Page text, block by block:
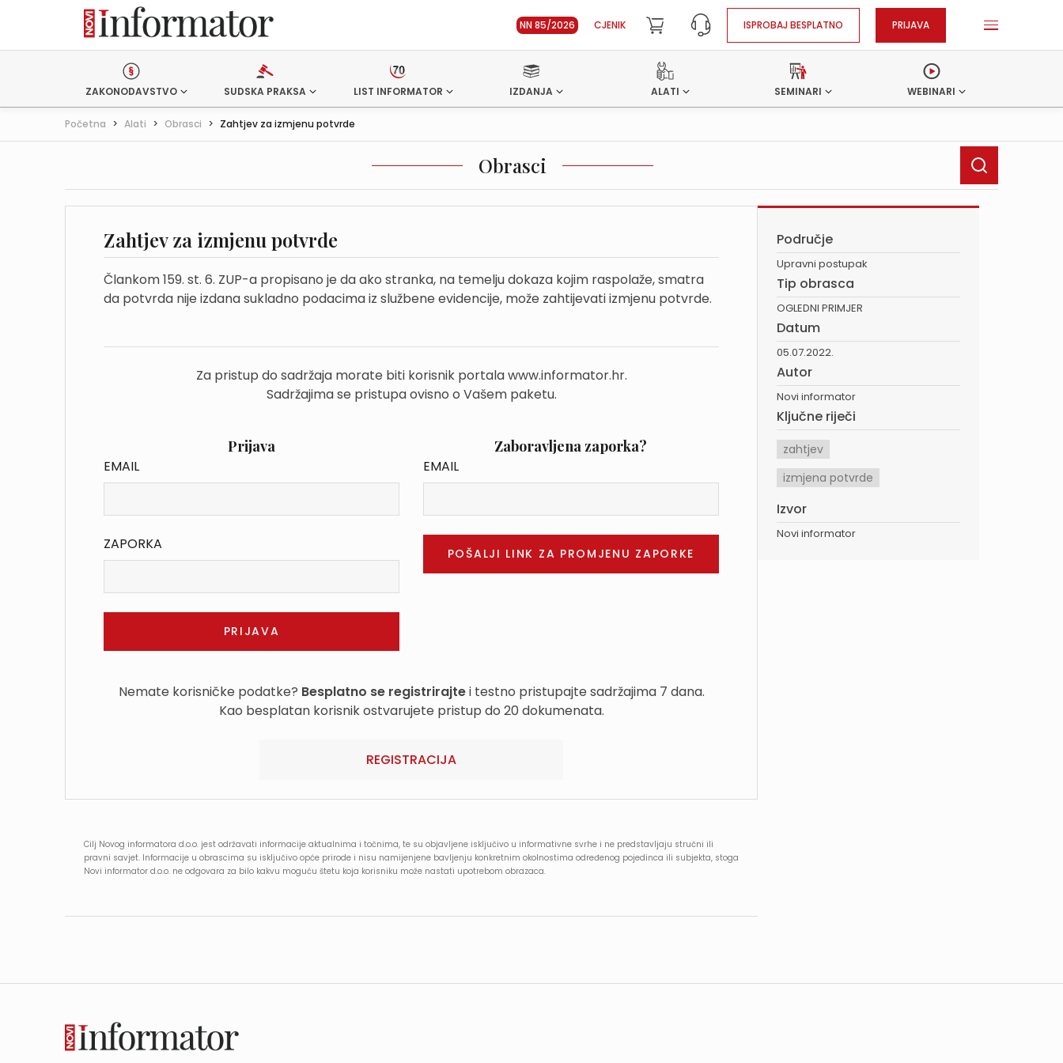
NN 85/2026 CJENIK ISPROBAJ BESPLATNO PRIJAVA
ZAKONODAVSTVO SUDSKA PRAKSA LIST INFORMATOR IZDANJA ALATI SEMINARI WEBINARI
Početna > Alati > Obrasci > Zahtjev za izmjenu potvrde
Obrasci
Zahtjev za izmjenu potvrde
Člankom 159. st. 6. ZUP-a propisano je da ako stranka, na temelju dokaza kojim raspolaže, smatra
da potvrda nije izdana sukladno podacima iz službene evidencije, može zahtijevati izmjenu potvrde.
Za pristup do sadržaja morate biti korisnik portala www.informator.hr.
Sadržajima se pristupa ovisno o Vašem paketu.
Prijava
EMAIL
ZAPORKA
Zaboravljena zaporka?
EMAIL
Nemate korisničke podatke? Besplatno se registrirajtei testno pristupajte sadržajima 7 dana.
Kao besplatan korisnik ostvarujete pristup do 20 dokumenata.
REGISTRACIJA
Cilj Novog informatora d.o.o. jest održavati informacije aktualnima i točnima, te su objavljene isključivo u informativne svrhe i ne predstavljaju stručni ili
pravni savjet. Informacije u obrascima su isključivo opće prirode i nisu namijenjene bavljenju konkretnim okolnostima određenog pojedinca ili subjekta, stoga
Novi informator d.o.o. ne odgovara za bilo kakvu moguću štetu koja korisniku može nastati upotrebom obrazaca.
Područje
Upravni postupak
Tip obrasca
OGLEDNI PRIMJER
Datum
05.07.2022.
Autor
Novi informator
Ključne riječi
zahtjev
izmjena potvrde
Izvor
Novi informator